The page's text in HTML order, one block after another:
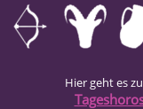
Hier geht es